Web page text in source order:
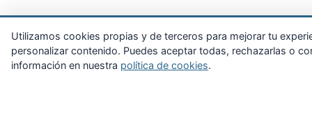
Utilizamos cookies propias y de terceros para mejorar tu
personalizar contenido. Puedes aceptar todas, rechazarlas o
información en nuestra política de cookies.